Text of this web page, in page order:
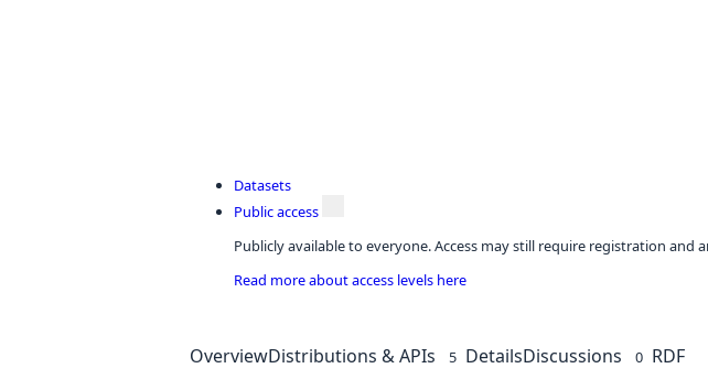
Datasets
Public access
Publicly available to everyone. Access may still require registration and
Read more about access levels here
OverviewDistributions & APIs 5 DetailsDiscussions 0 RDF